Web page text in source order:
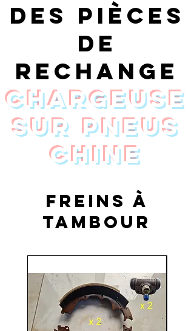
Des pièces
de
rechange
chargeuse
sur pneus
Chine
Freins à
tambour